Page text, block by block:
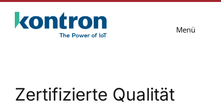
Inhalt
Menü
Services
Zertifizierte Qualität